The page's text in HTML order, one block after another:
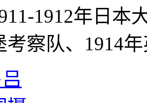
1912年日本
考察队、1914